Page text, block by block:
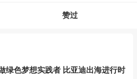
赞过
绿色梦想实践者 比亚迪出海进行时